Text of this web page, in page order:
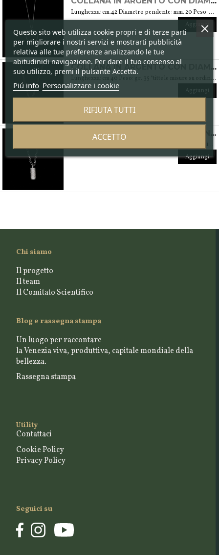
Lunghezza: cm.42 Diametro pendente: mm. 20 Peso: gr.2,40
Aggiungi
COLLANA IN ARGENTO CON DIAMANTE NATURALE CASTONE SATINATO
Lunghezza: cm 40 Peso: gr. 35 *titte le misure su ordinazione
Aggiungi
COLLANA IN ARGENTO CON CILINDRO DIAMANTATO
Aggiungi
Chi siamo
Il progetto
Il team
Il Comitato Scientifico
Blog e rassegna stampa
Un luogo per raccontare
la Venezia viva, produttiva, capitale mondiale della
bellezza.
Rassegna stampa
Utility
Contattaci
Cookie Policy
Privacy Policy
Seguici su
Questo sito web utilizza cookie propri e di terze parti
per migliorare i nostri servizi e mostrarti pubblicità
relativa alle tue preferenze analizzando le tue
abitudinidi navigazione. Per dare il tuo consenso al
suo utilizzo, premi il pulsante Accetta.
Piú info Personalizzare i cookie
RIFIUTA TUTTI
ACCETTO